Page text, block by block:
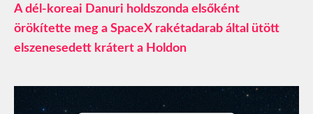
A dél-koreai Danuri holdszonda elsőként
örökítette meg a SpaceX rakétadarab által ütött
elszenesedett krátert a Holdon